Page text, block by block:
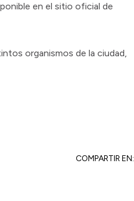
en el sitio oficial de
organismos de la ciudad,
COMPARTIR EN: